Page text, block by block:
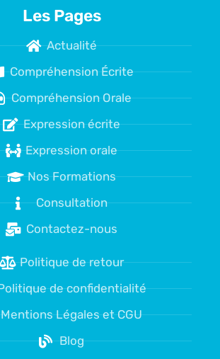
Les Pages
Actualité
Compréhension Écrite
Compréhension Orale
Expression écrite
Expression orale
Nos Formations
Consultation
Contactez-nous
Politique de retour
de confidentialité
Mentions Légales et CGU
Blog